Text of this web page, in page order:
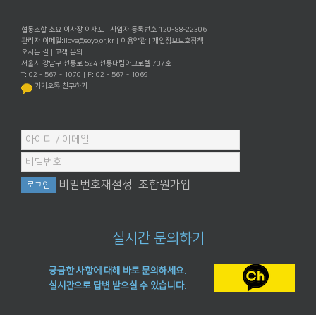
협동조합 소요 이사장 이재포 | 사업자 등록번호 120-88-22306
관리자 이메일:ilove@soyo.or.kr | 이용약관 | 개인정보보호정책
오시는 길 | 고객 문의
서울시 강남구 선릉로 524 선릉대림아크로텔 737호
T: 02 - 567 - 1070 | F: 02 - 567 - 1069
카카오톡 친구하기
비밀번호재설정 조합원가입
실시간 문의하기
궁금한 사항에 대해 바로 문의하세요.
실시간으로 답변 받으실 수 있습니다.